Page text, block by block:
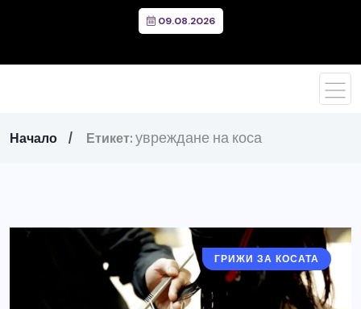
09.08.2026
Начало Етикет: увреждане на коса
ГРИЖИ ЗА КОСАТА